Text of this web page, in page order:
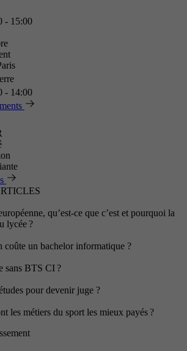
- 15:00
- 14:00
qu’est-ce que c’est et pourquoi la
lycée ?
coûte un bachelor informatique ?
sans BTS CI ?
pour devenir juge ?
les métiers du sport les mieux payés ?